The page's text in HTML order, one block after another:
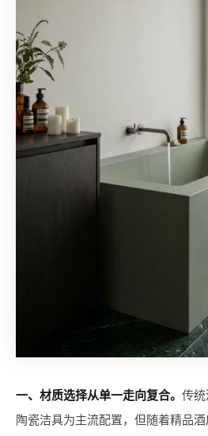
一、材质选择从单一走向复合。 传统
陶瓷洁具为主流配置，但随着精品